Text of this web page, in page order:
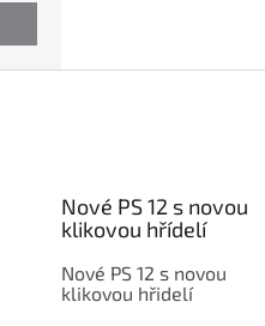
Nové PS 12 s novou
klikovou hřídelí
Nové PS 12 s novou
klikovou hřidelí